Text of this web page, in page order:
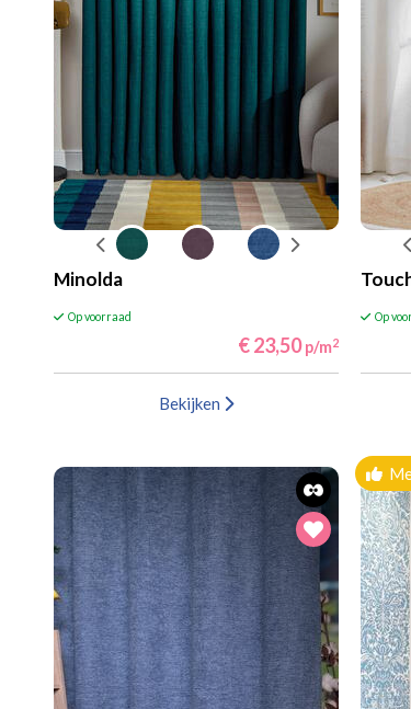
Minolda
Op voorraad
€ 23,50 p/m2
Bekijken
Op